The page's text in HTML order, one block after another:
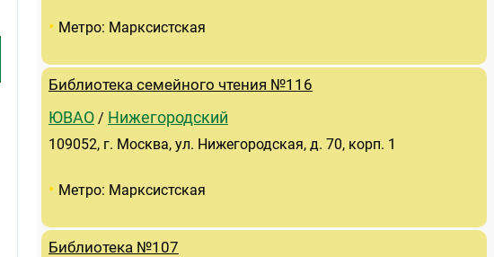
• Метро: Марксистская
Библиотека семейного чтения №116
ЮВАО / Нижегородский
109052, г. Москва, ул. Нижегородская, д. 70, корп. 1
• Метро: Марксистская
Библиотека №107